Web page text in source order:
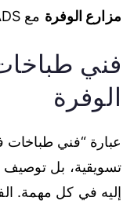
مزارع الوفرة مع ADS مختلفة عن غيرها.
فني
الوفرة
عبارة “فني طباخات
تسويقية، بل توصيف
إليه في كل مهمة.